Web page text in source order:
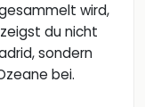
wird,
du nicht
sondern
bei.